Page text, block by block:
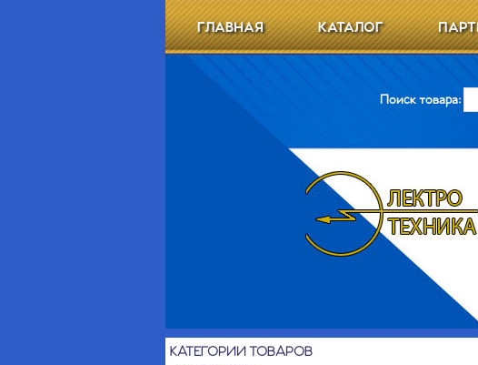
ГЛАВНАЯ КАТАЛОГ
Поиск товара:
КАТЕГОРИИ ТОВАРОВ